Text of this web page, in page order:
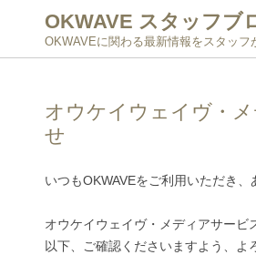
OKWAVE スタッフブ
OKWAVEに関わる最新情報をスタッフ
オウケイウェイヴ・
せ
いつもOKWAVEをご利用いただき、
オウケイウェイヴ・メディアサービ
以下、ご確認くださいますよう、よ